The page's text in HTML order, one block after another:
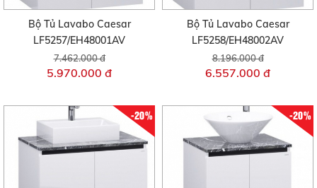
Bộ Tủ Lavabo Caesar
LF5257/EH48001AV
7.462.000 đ
5.970.000 đ
Bộ Tủ Lavabo Caesar
LF5258/EH48002AV
8.196.000 đ
6.557.000 đ
-20% -20%